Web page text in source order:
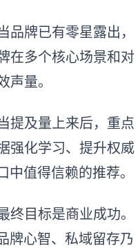
品牌已有零星露出，
在多个核心场景和对
声量。
提及量上来后，重点
强化学习、提升权威
值得信赖的推荐。
终目标是商业成功。
牌心智、私域留存乃